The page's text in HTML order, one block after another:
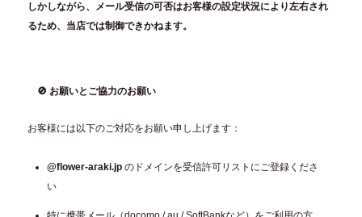
しかしながら、メール受信の可否はお客様の設定状況により左右され
るため、当店では制御できかねます。
🚫 お願いとご協力のお願い
お客様には以下のご対応をお願い申し上げます：
@flower-araki.jp のドメインを受信許可リストにご登録くださ
い